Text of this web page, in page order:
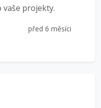
projekty.
před 6 měsíci